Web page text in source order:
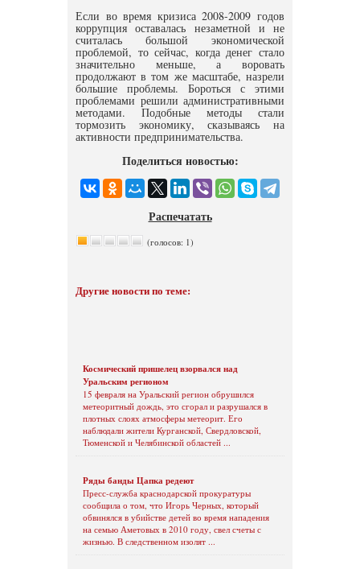
Если во время кризиса 2008-2009 годов
коррупция оставалась незаметной и не
считалась большой экономической
проблемой, то сейчас, когда денег стало
значительно меньше, а воровать
продолжают в том же масштабе, назрели
большие проблемы. Бороться с этими
проблемами решили административными
методами. Подобные методы стали
тормозить экономику, сказываясь на
активности предпринимательства.
Поделиться новостью:
Распечатать
(голосов: 1)
Другие новости по теме:
Космический пришелец взорвался над
Уральским регионом
15 февраля на Уральский регион обрушился
метеоритный дождь, это сгорал и разрушался в
плотных слоях атмосферы метеорит. Его
наблюдали жители Курганской, Свердловской,
Тюменской и Челябинской областей ...
Ряды банды Цапка редеют
Пресс-служба краснодарской прокуратуры
сообщила о том, что Игорь Черных, который
обвинялся в убийстве детей во время нападения
на семью Аметовых в 2010 году, свел счеты с
жизнью. В следственном изолят ...